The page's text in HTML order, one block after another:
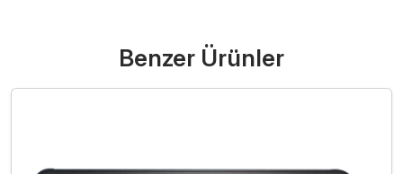
Benzer Ürünler